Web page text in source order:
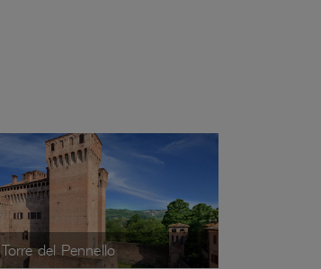
Torre del Pennello